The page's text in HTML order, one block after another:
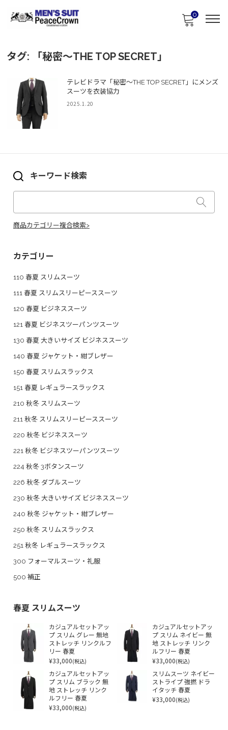
0
タグ: 「秘密～THE TOP SECRET」
テレビドラマ「秘密～THE TOP SECRET」にメンズ
スーツを衣装協力
2025.1.20
キーワード検索
商品カテゴリー複合検索>
カテゴリー
110 春夏 スリムスーツ
111 春夏 スリムスリーピーススーツ
120 春夏 ビジネススーツ
121 春夏 ビジネスツーパンツスーツ
130 春夏 大きいサイズ ビジネススーツ
140 春夏 ジャケット・紺ブレザー
150 春夏 スリムスラックス
151 春夏 レギュラースラックス
210 秋冬 スリムスーツ
211 秋冬 スリムスリーピーススーツ
220 秋冬 ビジネススーツ
221 秋冬 ビジネスツーパンツスーツ
224 秋冬 3ボタンスーツ
226 秋冬 ダブルスーツ
230 秋冬 大きいサイズ ビジネススーツ
240 秋冬 ジャケット・紺ブレザー
250 秋冬 スリムスラックス
251 秋冬 レギュラースラックス
300 フォーマルスーツ・礼服
500 補正
春夏 スリムスーツ
カジュアルセットアッ
プ スリム グレー 無地
ストレッチ リンクルフ
リー 春夏
¥33,000(税込)
カジュアルセットアッ
プ スリム ネイビー 無
地 ストレッチ リンク
ルフリー 春夏
¥33,000(税込)
カジュアルセットアッ
プ スリム ブラック 無
地 ストレッチ リンク
ルフリー 春夏
¥33,000(税込)
スリムスーツ ネイビー
ストライプ 強撚 ドラ
イタッチ 春夏
¥33,000(税込)